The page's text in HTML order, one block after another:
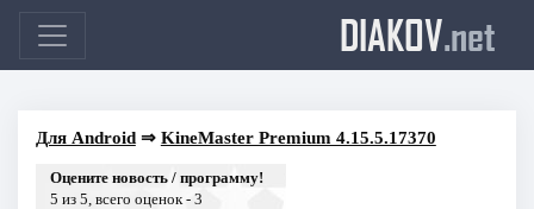
DIAKOV.net
Для Android⇒ KineMaster Premium 4.15.5.17370
Оцените новость / программу!
5 из 5, всего оценок - 3